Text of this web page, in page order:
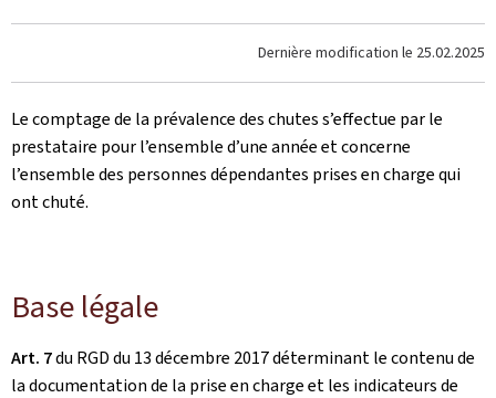
Dernière modification le 25.02.2025
Le comptage de la prévalence des chutes s’effectue par le
prestataire pour l’ensemble d’une année et concerne
l’ensemble des personnes dépendantes prises en charge qui
ont chuté.
Base légale
Art. 7du RGD du 13 décembre 2017 déterminant le contenu de
la documentation de la prise en charge et les indicateurs de